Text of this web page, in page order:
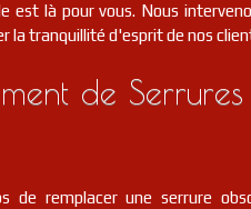
est là pour vous. Nous
la tranquillité d'esprit de nos
de
de remplacer une serrure